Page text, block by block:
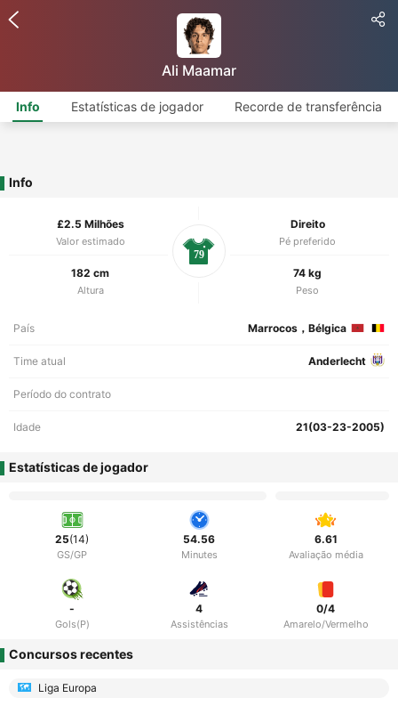
Ali Maamar
Info Estatísticas de jogador Recorde de transferência
Info
£2.5 Milhões
Valor estimado
Direito
Pé preferido
182 cm
Altura
74 kg
Peso
79
País Marrocos，Bélgica
Time atual Anderlecht
Período do contrato
Idade 21(03-23-2005)
Estatísticas de jogador
25(14)
GS/GP
54.56
Minutes
6.61
Avaliação média
-
Gols(P)
4
Assistências
0/4
Amarelo/Vermelho
Concursos recentes
Liga Europa